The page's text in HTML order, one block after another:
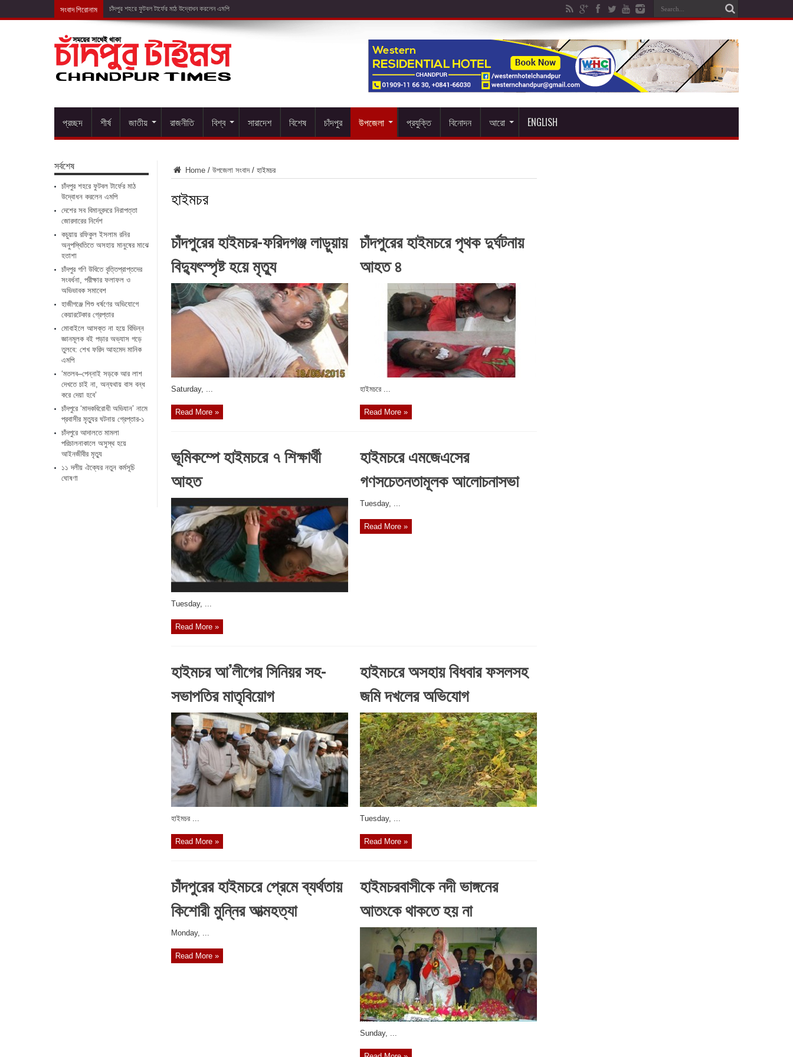
সংবাদ শিরোনাম দেশের সব
প্রচ্ছদ শীর্ষ জাতীয় রাজনীতি বিশ্ব সারাদেশ বিশেষ চাঁদপুর উপজেলা প্রযুক্তি বিনোদন আরো ENGLISH
Home / উপজেলা সংবাদ / হাইমচর
হাইমচর
চাঁদপুরের হাইমচর-ফরিদগঞ্জ লাড়ুয়ায়
বিদ্যুৎস্পৃষ্ট হয়ে মৃত্যু
‎Saturday, ...
Read More »
চাঁদপুরের হাইমচরে পৃথক দুর্ঘটনায়
আহত ৪
‎হাইমচরে ...
Read More »
ভূমিকম্পে হাইমচরে ৭ শিক্ষার্থী
আহত
‎Tuesday, ...
Read More »
হাইমচরে এমজেএসের
গণসচেতনতামূলক আলোচনাসভা
‎Tuesday, ...
Read More »
হাইমচর আ’লীগের সিনিয়র সহ-
সভাপতির মাতৃবিয়োগ
‎হাইমচর ...
Read More »
হাইমচরে অসহায় বিধবার ফসলসহ
জমি দখলের অভিযোগ
‎Tuesday, ...
Read More »
চাঁদপুরের হাইমচরে প্রেমে ব্যর্থতায়
কিশোরী মুন্নির আত্মহত্যা
‎Monday, ...
Read More »
হাইমচরবাসীকে নদী ভাঙ্গনের
আতংকে থাকতে হয় না
‎Sunday, ...
সর্বশেষ
চাঁদপুর শহরে ফুটবল টার্ফের মাঠ
উদ্বোধন করলেন এমপি
দেশের সব বিমানবন্দরে নিরাপত্তা
জোরদারের নির্দেশ
কচুয়ায় রফিকুল ইসলাম রনির
অনুপস্থিতিতে অসহায় মানুষের মাঝে
হতাশা
চাঁদপুর গণি উবিতে বৃত্তিপ্রাপ্তদের
সংবর্ধনা, পরীক্ষার ফলাফল ও
অভিভাবক সমাবেশ
হাজীগঞ্জে শিশু ধর্ষণের অভিযোগে
কেয়ারটেকার গ্রেপ্তার
মোবাইলে আসক্ত না হয়ে বিভিন্ন
জ্ঞানমূলক বই পড়ার অভ্যাস গড়ে
তুলবে: শেখ ফরিদ আহমেদ মানিক
এমপি
‘মতলব–পেন্নাই সড়কে আর লাশ
দেখতে চাই না, অন্যথায় বাস বন্ধ
করে দেয়া হবে’
চাঁদপুরে ‘মাদকবিরোধী অভিযান’ নামে
প্রবাসীর মৃত্যুর ঘটনায় গ্রেপ্তার-১
চাঁদপুরে আদালতে মামলা
পরিচালনাকালে অসুস্থ হয়ে
আইনজীবীর মৃত্যু
১১ দলীয় ঐক্যের নতুন কর্মসূচি
ঘোষণা